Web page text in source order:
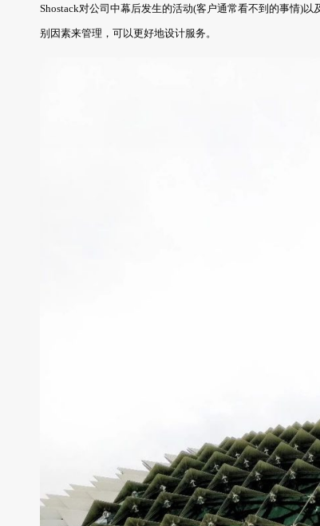
Shostack对公司中幕后发生的活动(客户通常看不到的事情)
别因素来管理，可以更好地设计服务。